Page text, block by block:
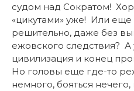
судом над Сократом!
«цикутами» уже! Или
решительно, даже без
ежовского следствия? А
цивилизация и конец
Но головы еще где-то
немного, бояться